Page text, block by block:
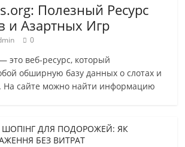
Полезный Ресурс
и Азартных Игр
0
это веб-ресурс, который
обширную базу данных о слотах и
На сайте можно найти информацию
ДЛЯ ПОДОРОЖЕЙ: ЯК
БЕЗ ВИТРАТ